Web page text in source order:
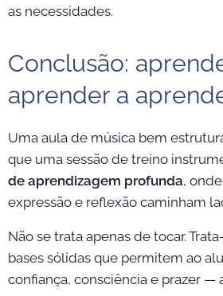
as necessidades.
Conclusão:
aprender a
Uma aula de música bem
que uma sessão de treino
de aprendizagem profunda,
expressão e reflexão caminham
Não se trata apenas de tocar.
bases sólidas que permitem ao
confiança, consciência e prazer —